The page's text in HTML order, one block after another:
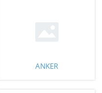
ANKER